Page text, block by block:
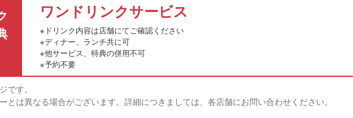
ワンドリンクサービス
※ドリンク内容は店舗にてご確認ください
※ディナー、ランチ共に可
※他サービス、特典の併用不可
※予約不要
です。
とは異なる場合がございます。詳細につきましては、各店舗にお問い合わせください。